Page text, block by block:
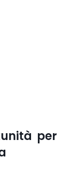
per